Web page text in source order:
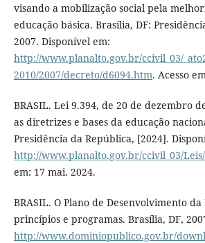
visando a mobilização social pela
educação básica. Brasília, DF:
2007. Disponível em:
http://www.planalto.gov.br/ccivil_03/
2010/2007/decreto/d6094.htm. Acesso
BRASIL. Lei 9.394, de 20 de dezembro
as diretrizes e bases da educação
Presidência da República, [2024].
http://www.planalto.gov.br/ccivil_03/
em: 17 mai. 2024.
BRASIL. O Plano de Desenvolvimento da
princípios e programas. Brasília, DF,
http://www.dominiopublico.gov.br/